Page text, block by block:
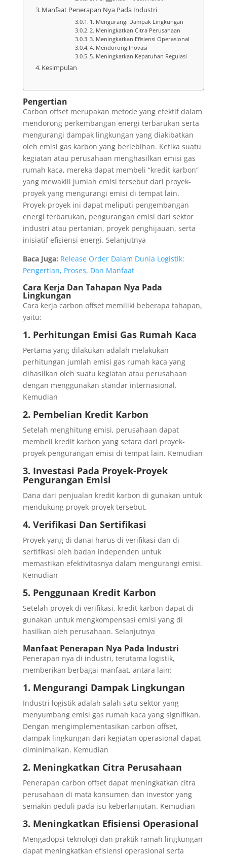
Manfaat Penerapan Nya Pada Industri
1. Mengurangi Dampak Lingkungan
2. Meningkatkan Citra Perusahaan
3. Meningkatkan Efisiensi Operasional
4. Mendorong Inovasi
5. Meningkatkan Kepatuhan Regulasi
Kesimpulan
Pengertian
Carbon offset merupakan metode yang efektif dalam
mendorong perkembangan energi terbarukan serta
mengurangi dampak lingkungan yang diakibatkan
oleh emisi gas karbon yang berlebihan. Ketika suatu
kegiatan atau perusahaan menghasilkan emisi gas
rumah kaca, mereka dapat membeli “kredit karbon”
yang mewakili jumlah emisi tersebut dari proyek-
proyek yang mengurangi emisi di tempat lain.
Proyek-proyek ini dapat meliputi pengembangan
energi terbarukan, pengurangan emisi dari sektor
industri atau pertanian, proyek penghijauan, serta
inisiatif efisiensi energi. Selanjutnya
Baca Juga: Release Order Dalam Dunia Logistik:
Pengertian, Proses, Dan Manfaat
Cara Kerja Dan Tahapan Nya Pada
Lingkungan
Cara kerja carbon offset memiliki beberapa tahapan,
yaitu:
1. Perhitungan Emisi Gas Rumah Kaca
Pertama yang dilakukan adalah melakukan
perhitungan jumlah emisi gas rumah kaca yang
dihasilkan oleh suatu kegiatan atau perusahaan
dengan menggunakan standar internasional.
Kemudian
2. Pembelian Kredit Karbon
Setelah menghitung emisi, perusahaan dapat
membeli kredit karbon yang setara dari proyek-
proyek pengurangan emisi di tempat lain. Kemudian
3. Investasi Pada Proyek-Proyek
Pengurangan Emisi
Dana dari penjualan kredit karbon di gunakan untuk
mendukung proyek-proyek tersebut.
4. Verifikasi Dan Sertifikasi
Proyek yang di danai harus di verifikasi dan di
sertifikasi oleh badan independen untuk
memastikan efektivitasnya dalam mengurangi emisi.
Kemudian
5. Penggunaan Kredit Karbon
Setelah proyek di verifikasi, kredit karbon dapat di
gunakan untuk mengkompensasi emisi yang di
hasilkan oleh perusahaan. Selanjutnya
Manfaat Penerapan Nya Pada Industri
Penerapan nya di industri, terutama logistik,
memberikan berbagai manfaat, antara lain:
1. Mengurangi Dampak Lingkungan
Industri logistik adalah salah satu sektor yang
menyumbang emisi gas rumah kaca yang signifikan.
Dengan mengimplementasikan carbon offset,
dampak lingkungan dari kegiatan operasional dapat
diminimalkan. Kemudian
2. Meningkatkan Citra Perusahaan
Penerapan carbon offset dapat meningkatkan citra
perusahaan di mata konsumen dan investor yang
semakin peduli pada isu keberlanjutan. Kemudian
3. Meningkatkan Efisiensi Operasional
Mengadopsi teknologi dan praktik ramah lingkungan
dapat meningkatkan efisiensi operasional serta